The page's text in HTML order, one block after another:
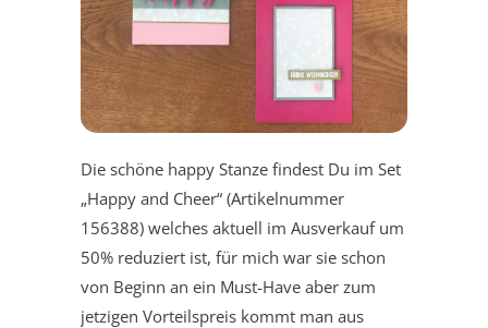
Die schöne happy Stanze findest Du im Set
„Happy and Cheer“ (Artikelnummer
156388) welches aktuell im Ausverkauf um
50% reduziert ist, für mich war sie schon
von Beginn an ein Must-Have aber zum
jetzigen Vorteilspreis kommt man aus